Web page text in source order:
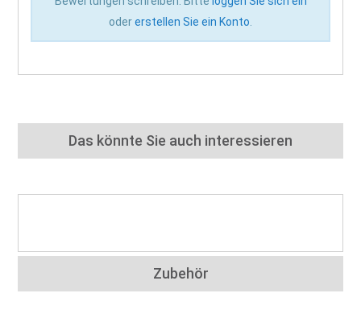
odererstellen Sie ein Konto
Das könnte Sie auch interessieren
Zubehör